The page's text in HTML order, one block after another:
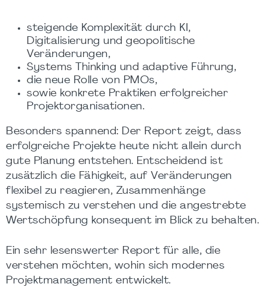
steigende Komplexität durch KI,
Digitalisierung und geopolitische
Veränderungen,
Systems Thinking und adaptive Führung,
die neue Rolle von PMOs,
sowie konkrete Praktiken erfolgreicher
Projektorganisationen.
Besonders spannend: Der Report zeigt, dass
erfolgreiche Projekte heute nicht allein durch
gute Planung entstehen. Entscheidend ist
zusätzlich die Fähigkeit, auf Veränderungen
flexibel zu reagieren, Zusammenhänge
systemisch zu verstehen und die angestrebte
Wertschöpfung konsequent im Blick zu behalten.
Ein sehr lesenswerter Report für alle, die
verstehen möchten, wohin sich modernes
Projektmanagement entwickelt.